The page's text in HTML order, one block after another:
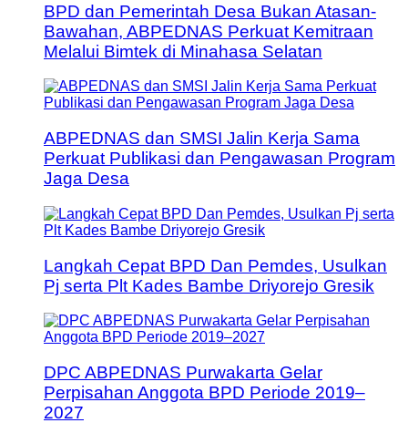
BPD dan Pemerintah Desa Bukan Atasan-
Bawahan, ABPEDNAS Perkuat Kemitraan
Melalui Bimtek di Minahasa Selatan
ABPEDNAS dan SMSI Jalin Kerja Sama
Perkuat Publikasi dan Pengawasan Program
Jaga Desa
Langkah Cepat BPD Dan Pemdes, Usulkan
Pj serta Plt Kades Bambe Driyorejo Gresik
DPC ABPEDNAS Purwakarta Gelar
Perpisahan Anggota BPD Periode 2019–
2027